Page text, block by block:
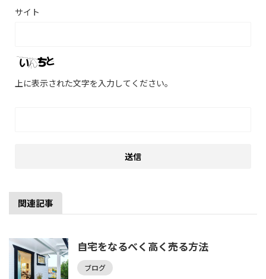
サイト
上に表示された文字を入力してください。
関連記事
自宅をなるべく高く売る方法
ブログ